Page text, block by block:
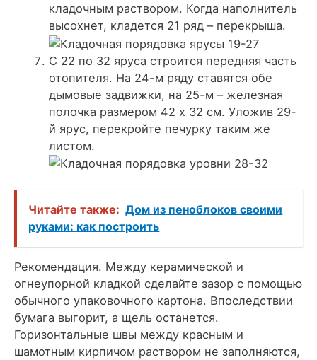
кладочным раствором. Когда наполнитель
высохнет, кладется 21 ряд – перекрыша.
С 22 по 32 яруса строится передняя часть
отопителя. На 24-м ряду ставятся обе
дымовые задвижки, на 25-м – железная
полочка размером 42 х 32 см. Уложив 29-
й ярус, перекройте печурку таким же
листом.
Читайте также: Дом из пеноблоков своими
руками: как построить
Рекомендация. Между керамической и
огнеупорной кладкой сделайте зазор с помощью
обычного упаковочного картона. Впоследствии
бумага выгорит, а щель останется.
Горизонтальные швы между красным и
шамотным кирпичом раствором не заполняются,